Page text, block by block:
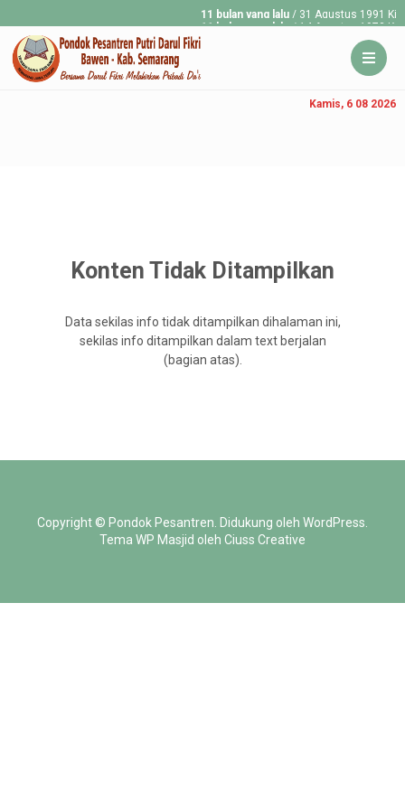
11 bulan yang lalu/ 31 Agustus 1991
11 bulan yang lalu/ 14 Agustus 1973
Kamis, 6 08 2026
Konten Tidak Ditampilkan
Data sekilas info tidak ditampilkan dihalaman ini,
sekilas info ditampilkan dalam text berjalan
(bagian atas).
Copyright © Pondok Pesantren Didukung oleh WordPress
Tema WP Masjid oleh Ciuss Creative